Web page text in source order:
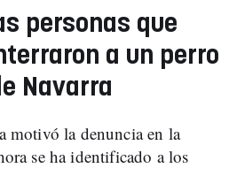
personas que
a un perro
Navarra
motivó la denuncia en la
se ha identificado a los